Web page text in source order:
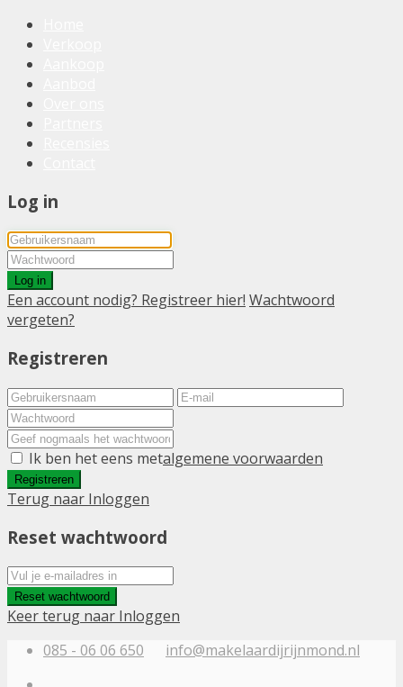
Log in
Log in
Een account nodig? Registreer hier! Wachtwoord
vergeten?
Registreren
Ik ben het eens metalgemene voorwaarden
Registreren
Terug naar Inloggen
Reset wachtwoord
Reset wachtwoord
Keer terug naar Inloggen
085 - 06 06 650
info@makelaardijrijnmond.nl